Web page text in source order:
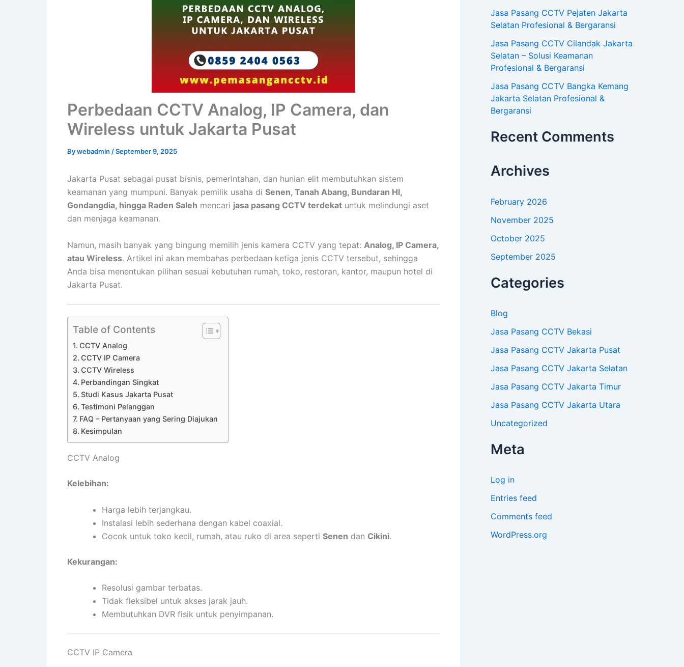
Perbedaan CCTV Analog, IP Camera, dan
Wireless untuk Jakarta Pusat
Bywebadmin /September 9, 2025
Jakarta Pusat sebagai pusat bisnis, pemerintahan, dan hunian elit membutuhkan sistem
keamanan yang mumpuni. Banyak pemilik usaha di Senen, Tanah Abang, Bundaran HI,
Gondangdia, hingga Raden Saleh mencari jasa pasang CCTV terdekat untuk melindungi aset
dan menjaga keamanan.
Namun, masih banyak yang bingung memilih jenis kamera CCTV yang tepat: Analog, IP Camera,
atau Wireless. Artikel ini akan membahas perbedaan ketiga jenis CCTV tersebut, sehingga
Anda bisa menentukan pilihan sesuai kebutuhan rumah, toko, restoran, kantor, maupun hotel di
Jakarta Pusat.
Table of Contents
CCTV Analog
CCTV IP Camera
CCTV Wireless
Perbandingan Singkat
Studi Kasus Jakarta Pusat
Testimoni Pelanggan
FAQ – Pertanyaan yang Sering Diajukan
Kesimpulan
CCTV Analog
Kelebihan:
Harga lebih terjangkau.
Instalasi lebih sederhana dengan kabel coaxial.
Cocok untuk toko kecil, rumah, atau ruko di area seperti Senen dan Cikini.
Kekurangan:
Resolusi gambar terbatas.
Tidak fleksibel untuk akses jarak jauh.
Membutuhkan DVR fisik untuk penyimpanan.
CCTV IP Camera
Jasa Pasang CCTV Pejaten Jakarta
Selatan Profesional & Bergaransi
Jasa Pasang CCTV Cilandak Jakarta
Selatan – Solusi Keamanan
Profesional & Bergaransi
Jasa Pasang CCTV Bangka Kemang
Jakarta Selatan Profesional &
Bergaransi
Recent Comments
Archives
February 2026
November 2025
October 2025
September 2025
Categories
Blog
Jasa Pasang CCTV Bekasi
Jasa Pasang CCTV Jakarta Pusat
Jasa Pasang CCTV Jakarta Selatan
Jasa Pasang CCTV Jakarta Timur
Jasa Pasang CCTV Jakarta Utara
Uncategorized
Meta
Log in
Entries feed
Comments feed
WordPress.org